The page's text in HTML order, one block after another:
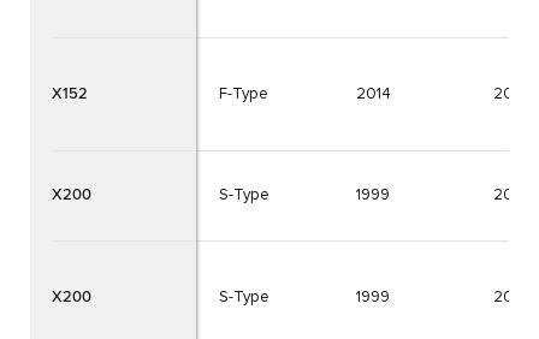
F-Type 2014 2024
S-Type 1999 2008
S-Type 1999 2008
X152
X200
X200